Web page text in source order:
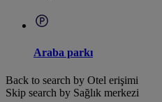
Araba parkı
Back to search by Otel erişimi
Skip search by Sağlık merkezi